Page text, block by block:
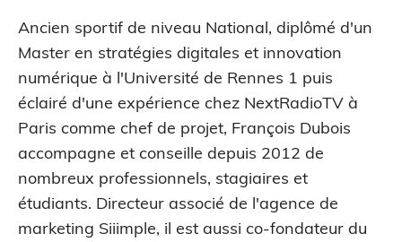
Ancien sportif de niveau National, diplômé d'un
Master en stratégies digitales et innovation
numérique à l'Université de Rennes 1 puis
éclairé d'une expérience chez NextRadioTV à
Paris comme chef de projet, François Dubois
accompagne et conseille depuis 2012 de
nombreux professionnels, stagiaires et
étudiants. Directeur associé de l'agence de
marketing Siiimple, il est aussi co-fondateur du